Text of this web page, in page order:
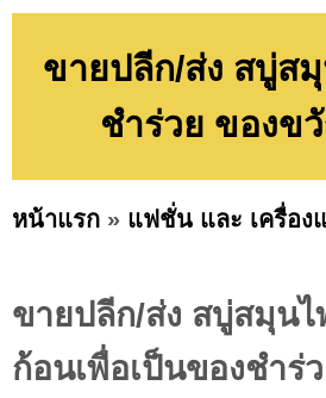
ขายปลีก/ส่ง สบู่ส
ชำร่วย ของข
หน้าแรก » แฟชั่น และ เครื่อง
ขายปลีก/ส่ง สบู่สมุน
ก้อนเพื่อเป็นของชำร่